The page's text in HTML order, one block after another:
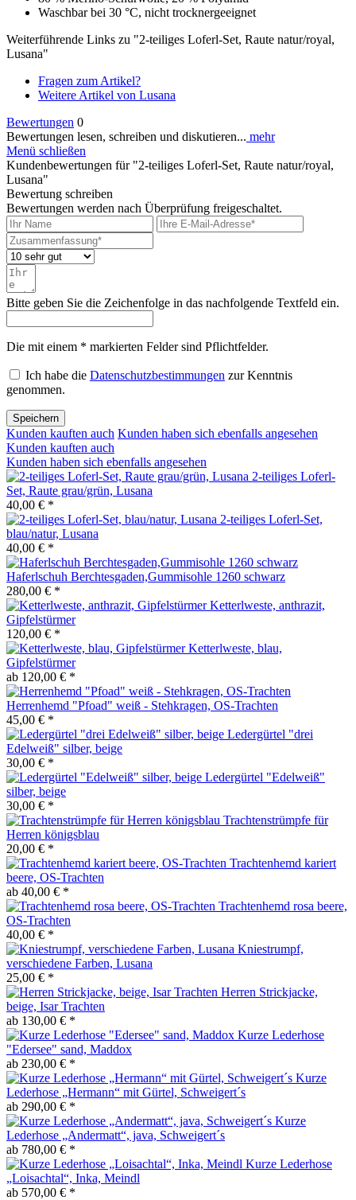
Waschbar bei 30 °C, nicht trocknergeeignet
Weiterführende Links zu "2-teiliges Loferl-Set, Raute natur/royal,
Lusana"
Fragen zum Artikel?
Weitere Artikel von Lusana
Bewertungen 0
Bewertungen lesen, schreiben und diskutieren... mehr
Menü schließen
Kundenbewertungen für "2-teiliges Loferl-Set, Raute natur/royal,
Lusana"
Bewertung schreiben
Bewertungen werden nach Überprüfung freigeschaltet.
Bitte geben Sie die Zeichenfolge in das nachfolgende Textfeld ein.
Die mit einem * markierten Felder sind Pflichtfelder.
Ich habe die Datenschutzbestimmungen zur Kenntnis
genommen.
Speichern
Kunden kauften auch Kunden haben sich ebenfalls angesehen
Kunden kauften auch
Kunden haben sich ebenfalls angesehen
2-teiliges Loferl-
Set, Raute grau/grün, Lusana
40,00 € *
2-teiliges Loferl-Set,
blau/natur, Lusana
40,00 € *
Haferlschuh Berchtesgaden,Gummisohle 1260 schwarz
280,00 € *
Ketterlweste, anthrazit,
Gipfelstürmer
120,00 € *
Ketterlweste, blau,
Gipfelstürmer
ab 120,00 € *
Herrenhemd "Pfoad" weiß - Stehkragen, OS-Trachten
45,00 € *
Ledergürtel "drei
Edelweiß" silber, beige
30,00 € *
Ledergürtel "Edelweiß"
silber, beige
30,00 € *
Trachtenstrümpfe für
Herren königsblau
20,00 € *
Trachtenhemd kariert
beere, OS-Trachten
ab 40,00 € *
Trachtenhemd rosa beere,
OS-Trachten
40,00 € *
Kniestrumpf,
verschiedene Farben, Lusana
25,00 € *
Herren Strickjacke,
beige, Isar Trachten
ab 130,00 € *
Kurze Lederhose
"Edersee" sand, Maddox
ab 230,00 € *
Kurze
Lederhose „Hermann“ mit Gürtel, Schweigert´s
ab 290,00 € *
Kurze
Lederhose „Andermatt“, java, Schweigert´s
ab 780,00 € *
Kurze Lederhose
„Loisachtal“, Inka, Meindl
ab 570,00 € *